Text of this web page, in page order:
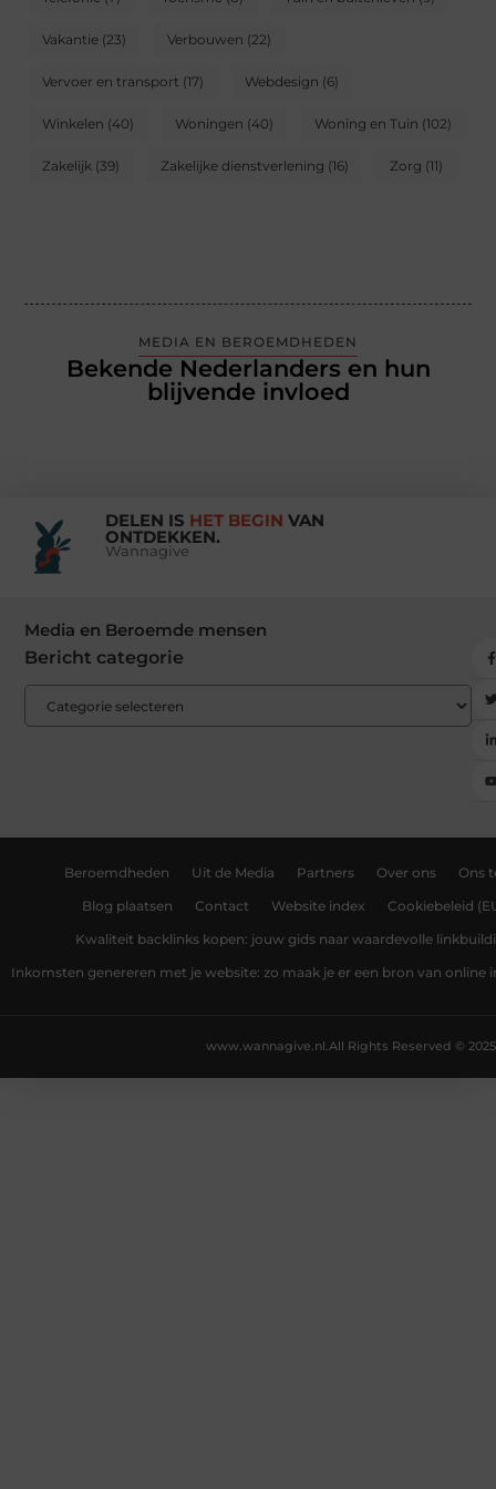
Vakantie (23) Verbouwen (22)
Vervoer en transport (17) Webdesign (6)
Winkelen (40) Woningen (40) Woning en Tuin (102)
Zakelijk (39) Zakelijke dienstverlening (16) Zorg (11)
MEDIA EN BEROEMDHEDEN
Bekende Nederlanders en hun
blijvende invloed
DELEN IS HET BEGIN VAN
ONTDEKKEN.
Wannagive
Media en Beroemde mensen
Bericht categorie
Beroemdheden Uit de Media Partners Over ons Ons
Blog plaatsen Contact Website index Cookiebeleid
Kwaliteit backlinks kopen: jouw gids naar waardevolle
Inkomsten genereren met je website: zo maak je er een bron van online
All Rights Reserved © 2025
www.wannagive.nl.